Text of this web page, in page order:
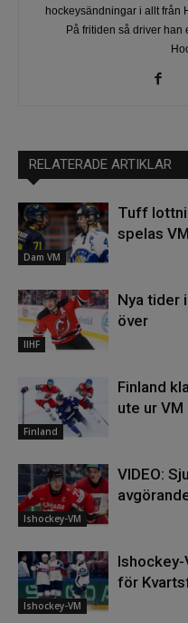
hockeysändningar i allt från
På fritiden så driver
RELATERADE ARTIKLAR
Dam VM
Tuff
spelas
IIHF
Nya tider
över
Finland
Finland
ute ur VM
Ishockey-VM
VIDEO:
Ishockey-VM
för